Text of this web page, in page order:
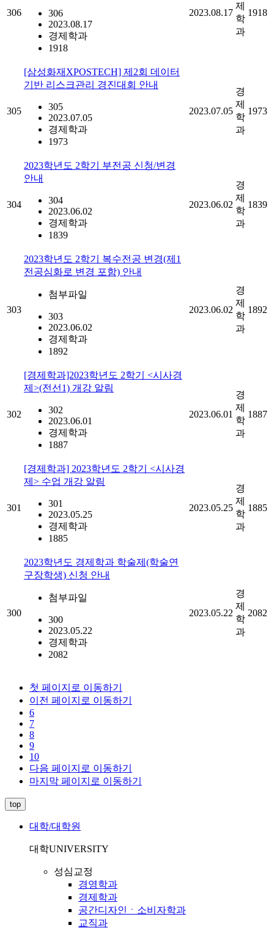
306
306
2023.08.17
경제학과
1918
2023.08.17
제
학
과
1918
305
[삼성화재XPOSTECH] 제2회 데이터
기반 리스크관리 경진대회 안내
305
2023.07.05
경제학과
1973
2023.07.05
경
제
학
과
1973
304
2023학년도 2학기 부전공 신청/변경
안내
304
2023.06.02
경제학과
1839
2023.06.02
경
제
학
과
1839
303
2023학년도 2학기 복수전공 변경(제1
전공심화로 변경 포함) 안내
첨부파일
303
2023.06.02
경제학과
1892
2023.06.02
경
제
학
과
1892
302
[경제학과]2023학년도 2학기 <시사경
제>(전선1) 개강 알림
302
2023.06.01
경제학과
1887
2023.06.01
경
제
학
과
1887
301
[경제학과] 2023학년도 2학기 <시사경
제> 수업 개강 알림
301
2023.05.25
경제학과
1885
2023.05.25
경
제
학
과
1885
300
2023학년도 경제학과 학술제(학술연
구장학생) 신청 안내
첨부파일
300
2023.05.22
경제학과
2082
2023.05.22
경
제
학
과
2082
첫 페이지로 이동하기
이전 페이지로 이동하기
6
7
8
9
10
다음 페이지로 이동하기
마지막 페이지로 이동하기
top
대학/대학원
대학UNIVERSITY
성심교정
경영학과
경제학과
공간디자인ㆍ소비자학과
교직과